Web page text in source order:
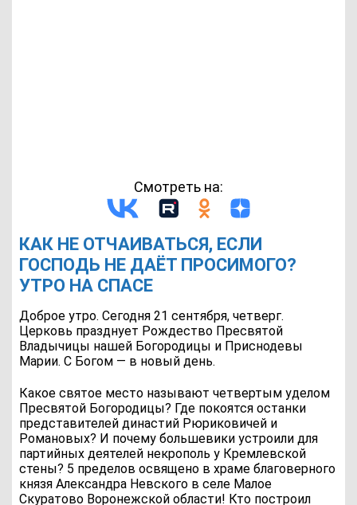
Смотреть на:
КАК НЕ ОТЧАИВАТЬСЯ, ЕСЛИ
ГОСПОДЬ НЕ ДАЁТ ПРОСИМОГО?
УТРО НА СПАСЕ
Доброе утро. Сегодня 21 сентября, четверг.
Церковь празднует Рождество Пресвятой
Владычицы нашей Богородицы и Приснодевы
Марии. С Богом — в новый день.
Какое святое место называют четвертым уделом
Пресвятой Богородицы? Где покоятся останки
представителей династий Рюриковичей и
Романовых? И почему большевики устроили для
партийных деятелей некрополь у Кремлевской
стены? 5 пределов освящено в храме благоверного
князя Александра Невского в селе Малое
Скуратово Воронежской области! Кто построил